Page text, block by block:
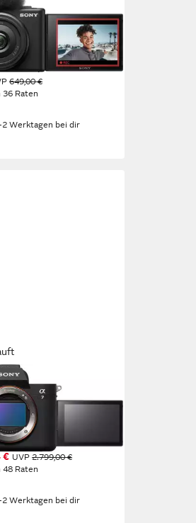
Foto
Video
649,00 €
36 Raten
Werktagen bei dir
Foto
Video
€ UVP2.799,00 €
48 Raten
Werktagen bei dir